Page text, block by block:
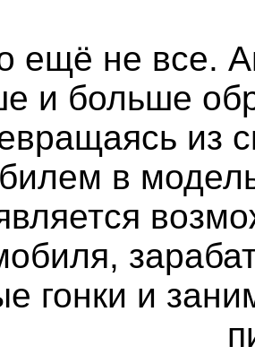
ещё не все.
и больше
из
в
гонки и